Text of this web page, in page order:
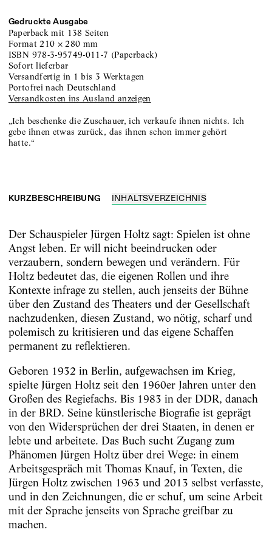
Gedruckte Ausgabe
Paperback mit 138 Seiten
Format210 ×280 mm
ISBN 978-3-95749-011-7 (Paperback)
sofort lieferbar
versandfertig in 1 bis 3 Werktagen
portofrei nach Deutschland
Versandkosten ins Ausland anzeigen
„Ich beschenke die Zuschauer, ich verkaufe ihnen nichts. Ich
gebe ihnen etwas zurück, das ihnen schon immer gehört
hatte.“
KURZBESCHREIBUNG INHALTSVERZEICHNIS
Der Schauspieler Jürgen Holtz sagt: Spielen ist ohne
Angst leben. Er will nicht beeindrucken oder
verzaubern, sondern bewegen und verändern. Für
Holtz bedeutet das, die eigenen Rollen und ihre
Kontexte infrage zu stellen, auch jenseits der Bühne
über den Zustand des Theaters und der Gesellschaft
nachzudenken, diesen Zustand, wo nötig, scharf und
polemisch zu kritisieren und das eigene Schaffen
permanent zu reflektieren.
Geboren 1932 in Berlin, aufgewachsen im Krieg,
spielte Jürgen Holtz seit den 1960er Jahren unter den
Großen des Regiefachs. Bis 1983 in der DDR, danach
in der BRD. Seine künstlerische Biografie ist geprägt
von den Widersprüchen der drei Staaten, in denen er
lebte und arbeitete. Das Buch sucht Zugang zum
Phänomen Jürgen Holtz über drei Wege: in einem
Arbeitsgespräch mit Thomas Knauf, in Texten, die
Jürgen Holtz zwischen 1963 und 2013 selbst verfasste,
und in den Zeichnungen, die er schuf, um seine Arbeit
mit der Sprache jenseits von Sprache greifbar zu
machen.